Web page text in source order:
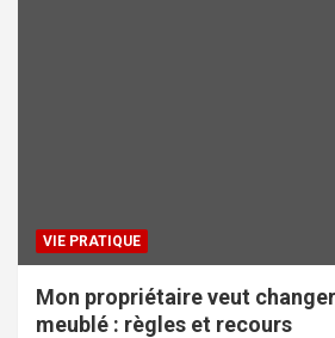
VIE PRATIQUE
Mon propriétaire veut
meublé : règles et recours